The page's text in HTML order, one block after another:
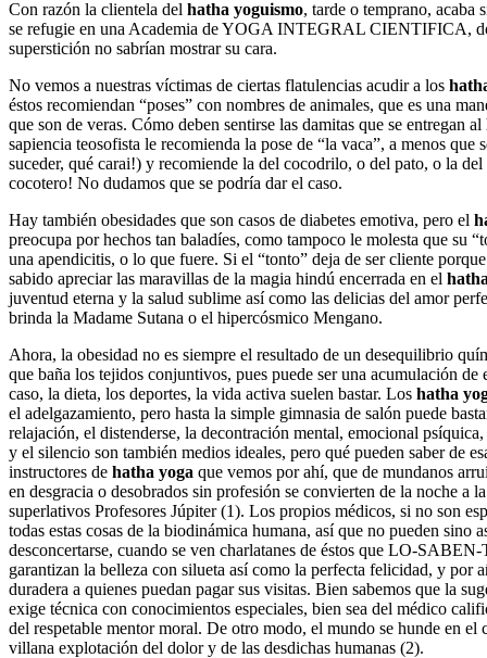
Con razón la clientela del hatha yoguismo, tarde o temprano, acaba
se refugie en una Academia de YOGA INTEGRAL CIENTIFICA,
superstición no sabrían mostrar su cara.
No vemos a nuestras víctimas de ciertas flatulencias acudir a los
éstos recomiendan “poses” con nombres de animales, que es una
que son de veras. Cómo deben sentirse las damitas que se entregan al
sapiencia teosofista le recomienda la pose de “la vaca”, a menos que
suceder, qué carai!) y recomiende la del cocodrilo, o del pato, o la
cocotero! No dudamos que se podría dar el caso.
Hay también obesidades que son casos de diabetes emotiva, pero el
preocupa por hechos tan baladíes, como tampoco le molesta que su
una apendicitis, o lo que fuere. Si el “tonto” deja de ser cliente
sabido apreciar las maravillas de la magia hindú encerrada en el
juventud eterna y la salud sublime así como las delicias del amor
brinda la Madame Sutana o el hipercósmico Mengano.
Ahora, la obesidad no es siempre el resultado de un desequilibrio
que baña los tejidos conjuntivos, pues puede ser una acumulación de
caso, la dieta, los deportes, la vida activa suelen bastar. Los hatha
el adelgazamiento, pero hasta la simple gimnasia de salón puede
relajación, el distenderse, la decontración mental, emocional
y el silencio son también medios ideales, pero qué pueden saber de
instructores de hatha yoga que vemos por ahí, que de mundanos
en desgracia o desobrados sin profesión se convierten de la noche a
superlativos Profesores Júpiter (1). Los propios médicos, si no son
todas estas cosas de la biodinámica humana, así que no pueden sino
desconcertarse, cuando se ven charlatanes de éstos que LO-
garantizan la belleza con silueta así como la perfecta felicidad, y por
duradera a quienes puedan pagar sus visitas. Bien sabemos que la
exige técnica con conocimientos especiales, bien sea del médico
del respetable mentor moral. De otro modo, el mundo se hunde en el
villana explotación del dolor y de las desdichas humanas (2).